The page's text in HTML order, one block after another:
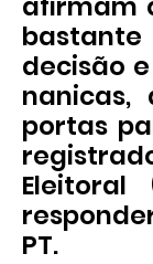
decisão
nanicas,
portas
PT.